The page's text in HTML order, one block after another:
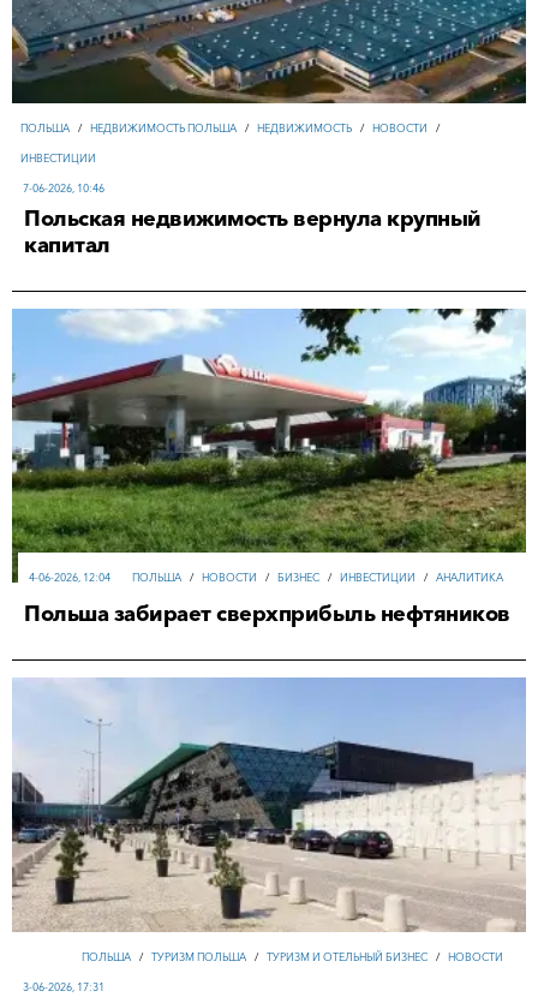
ПОЛЬША / НЕДВИЖИМОСТЬ ПОЛЬША / НЕДВИЖИМОСТЬ / НОВОСТИ /
ИНВЕСТИЦИИ
7-06-2026, 10:46
Польская недвижимость вернула крупный
капитал
ПОЛЬША / НОВОСТИ / БИЗНЕС / ИНВЕСТИЦИИ / АНАЛИТИКА
4-06-2026, 12:04
Польша забирает сверхприбыль нефтяников
ПОЛЬША / ТУРИЗМ ПОЛЬША / ТУРИЗМ И ОТЕЛЬНЫЙ БИЗНЕС / НОВОСТИ
3-06-2026, 17:31